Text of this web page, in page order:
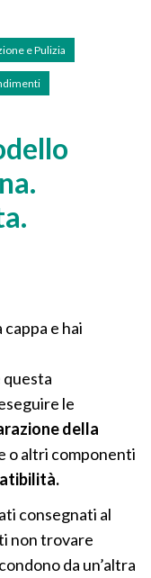
e Pulizia
e hai
le
della
o altri componenti
consegnati al
non trovare
da un’altra